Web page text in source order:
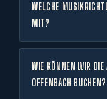
WELCHE
MIT?
WIE KÖNNEN WIR
OFFENBACH BUCHEN?